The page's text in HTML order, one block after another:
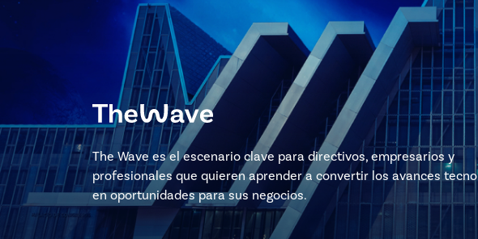
The Wave es el escenario clave para directivos, empresarios y
profesionales que quieren aprender a convertir los avances
en oportunidades para sus negocios.